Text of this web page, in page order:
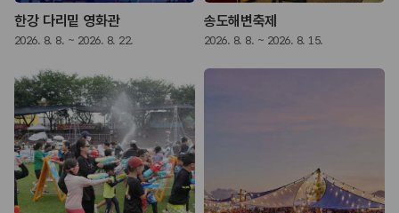
한강 다리밑 영화관
2026. 8. 8. ~ 2026. 8. 22.
송도해변축제
2026. 8. 8. ~ 2026. 8. 15.